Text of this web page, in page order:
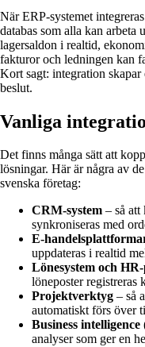
När ERP-systemet
databas som alla kan arbeta
lagersaldon i realtid,
fakturor och ledningen kan
Kort sagt: integration
beslut.
Vanliga
Det finns många sätt att
lösningar. Här är några av
svenska företag:
CRM-system – så att
synkroniseras med
E-
uppdateras i realtid
Lönesystem och
löneposter registreras
Projektverktyg – så
automatiskt förs över
Business intelligence
analyser som ger en